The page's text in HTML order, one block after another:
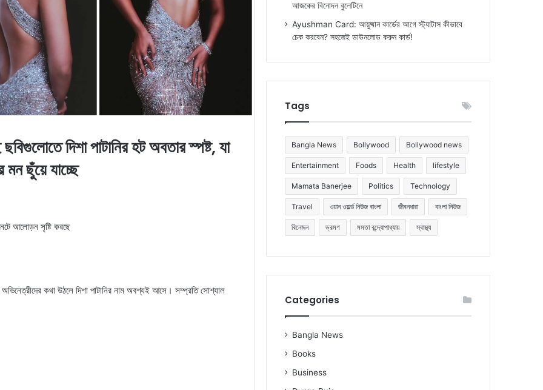
দিশা পাটানির হট অবতার স্পষ্ট, যা
ছুঁয়ে যাচ্ছে
আলোড়ন সৃষ্টি করছে
অভিনেত্রীদের কথা উঠলে দিশা পাটানির নাম অবশ্যই আসে। সম্প্রতি সোশ্যাল
আজকের বিনোদন বুলেটিনে
Ayushman Card: আয়ুষ্মান কার্ডের আগে স্ট্যাটাস কীভাবে
চেক করবেন? সহজেই ডাউনলোড করুন কার্ড!
Tags
Bangla News Bollywood Bollywood news
Entertainment Foods Health lifestyle
Mamata Banerjee Politics Technology
Travel ওয়ান ওয়ার্ল্ড নিউজ বাংলা জীবনধারা বাংলা নিউজ
বিনোদন ভ্রমণ মমতা বন্দ্যোপাধ্যায় স্বাস্থ্য
Categories
Bangla News
Books
Business